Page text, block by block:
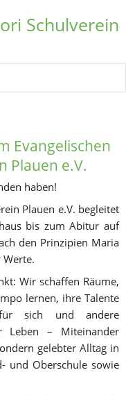
Schulverein
Evangelischen
Plauen e.V.
haben!
Plauen e.V. begleitet
bis zum Abitur auf
den Prinzipien Maria
Wir schaffen Räume,
lernen, ihre Talente
sich und andere
Leben – Miteinander
gelebter Alltag in
und Oberschule sowie